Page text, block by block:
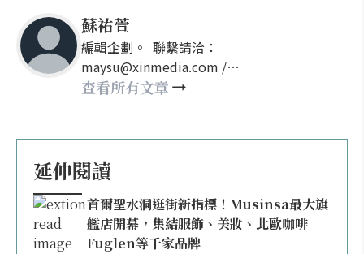
蘇祐萱
編輯企劃。 聯繫請洽：
maysu@xinmedia.com /
may860527@gmail.com
查看所有文章
延伸閱讀
首爾聖水洞逛街新指標！Musinsa最大旗
艦店開幕，集結服飾、美妝、北歐咖啡
Fuglen等千家品牌